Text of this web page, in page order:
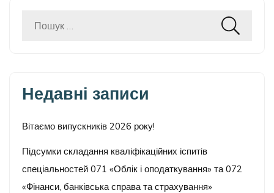
Пошук:
Недавні записи
Вітаємо випускників 2026 року!
Підсумки складання кваліфікаційних іспитів
спеціальностей 071 «Облік і оподаткування» та 072
«Фінанси, банківська справа та страхування»